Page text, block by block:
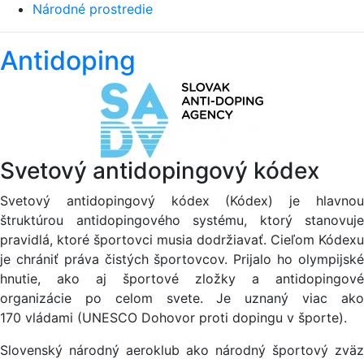
Národné prostredie
Antidoping
Svetový antidopingový kódex
Svetový antidopingový kódex (Kódex) je hlavnou
štruktúrou antidopingového systému, ktorý stanovuje
pravidlá, ktoré športovci musia dodržiavať. Cieľom Kódexu
je chrániť práva čistých športovcov. Prijalo ho olympijské
hnutie, ako aj športové zložky a antidopingové
organizácie po celom svete. Je uznaný viac ako
170 vládami (UNESCO Dohovor proti dopingu v športe).
Slovenský národný aeroklub ako národný športový zväz